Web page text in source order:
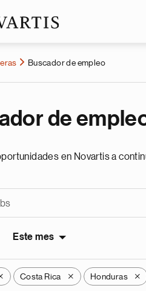
Buscador de empleo
de
en Novartis a
Este mes
Costa Rica X Honduras X